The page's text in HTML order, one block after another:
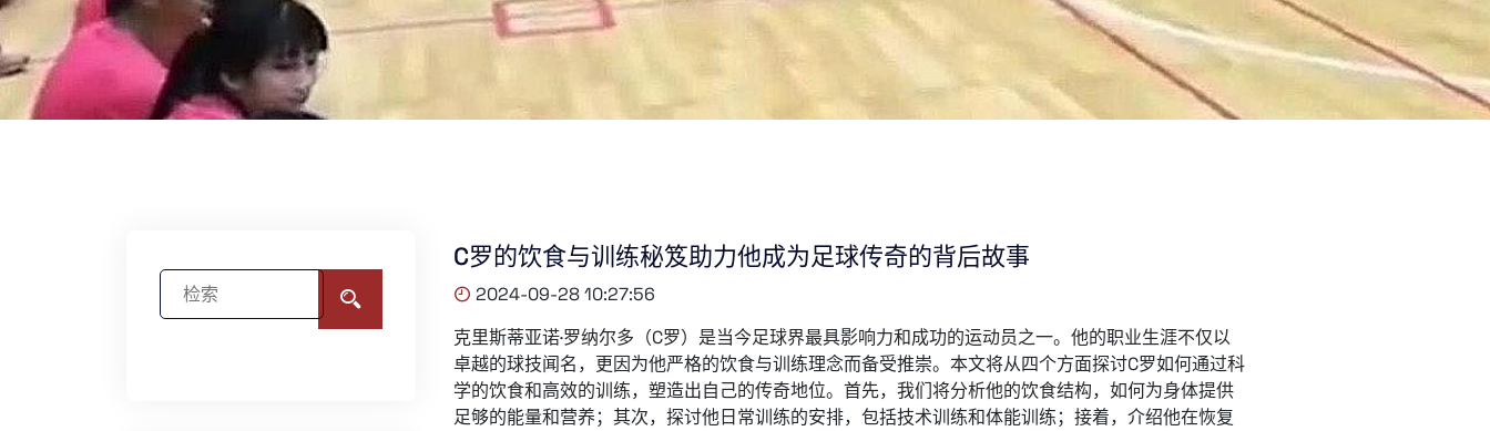
C罗的饮食与训练秘笈助力他成为足球传奇的背后故事
2024-09-28 10:27:56
克里斯蒂亚诺·罗纳尔多（C罗）是当今足球界最具影响力和成功的运动员之一。他的职业生涯不仅以
卓越的球技闻名，更因为他严格的饮食与训练理念而备受推崇。本文将从四个方面探讨C罗如何通过科
学的饮食和高效的训练，塑造出自己的传奇地位。首先，我们将分析他的饮食结构，如何为身体提供
足够的能量和营养；其次，探讨他日常训练的安排，包括技术训练和体能训练；接着，介绍他在恢复